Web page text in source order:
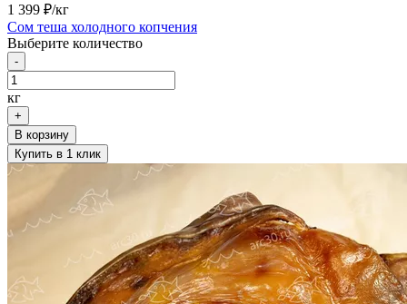
1 399 ₽/кг
Сом теша холодного копчения
Выберите количество
-
кг
+
В корзину
Купить в 1 клик